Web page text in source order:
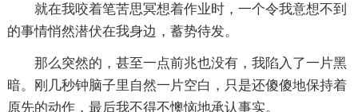
就在我咬着笔苦思冥想着作业时，一个令我意想不到
的事情悄然潜伏在我身边，蓄势待发。
那么突然的，甚至一点前兆也没有，我陷入了一片黑
暗。刚几秒钟脑子里自然一片空白，只是还傻傻地保持着
原先的动作，最后我不得不懊恼地承认事实。